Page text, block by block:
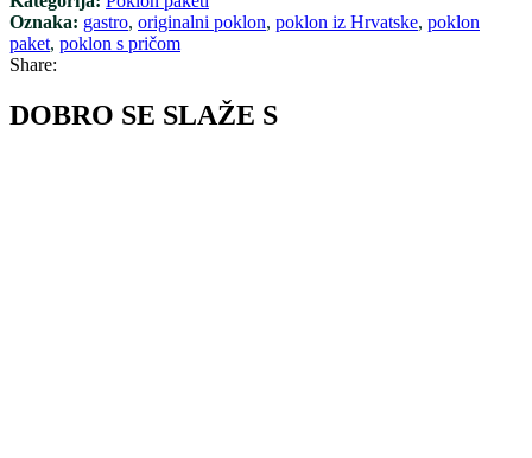
Oznaka: gastro, originalni poklon, poklon iz Hrvatske, poklon
paket, poklon s pričom
Share:
DOBRO SE SLAŽE S